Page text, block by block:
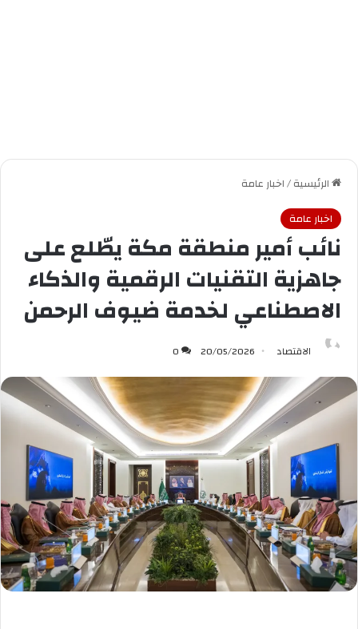
الرئيسية/اخبار عامة
اخبار عامة
نائب أمير منطقة مكة يطّلع على
جاهزية التقنيات الرقمية والذكاء
الاصطناعي لخدمة ضيوف الرحمن
الاقتصاد 20/05/2026
0